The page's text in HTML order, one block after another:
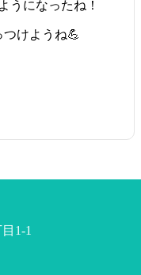
うになったね！
けようね💪
1-1